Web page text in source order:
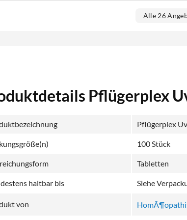
Alle 26
Pflügerplex
Pflügerplex
100 Stück
Tabletten
haltbar bis Siehe
von